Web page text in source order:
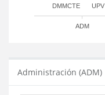
DMMCTE UPV
ADM
Administración (ADM)